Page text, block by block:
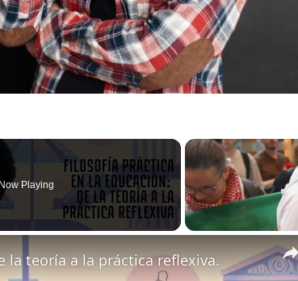
Playing
la teoría a la práctica reflexiva.